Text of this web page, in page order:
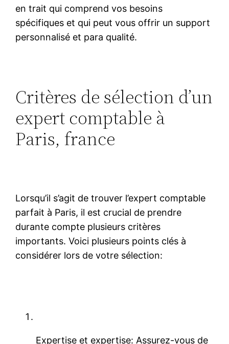
en trait qui comprend vos besoins
spécifiques et qui peut vous offrir un support
personnalisé et para qualité.
Critères de sélection d’un
expert comptable à
Paris, france
Lorsqu’il s’agit de trouver l’expert comptable
parfait à Paris, il est crucial de prendre
durante compte plusieurs critères
importants. Voici plusieurs points clés à
considérer lors de votre sélection:
Expertise et expertise: Assurez-vous de